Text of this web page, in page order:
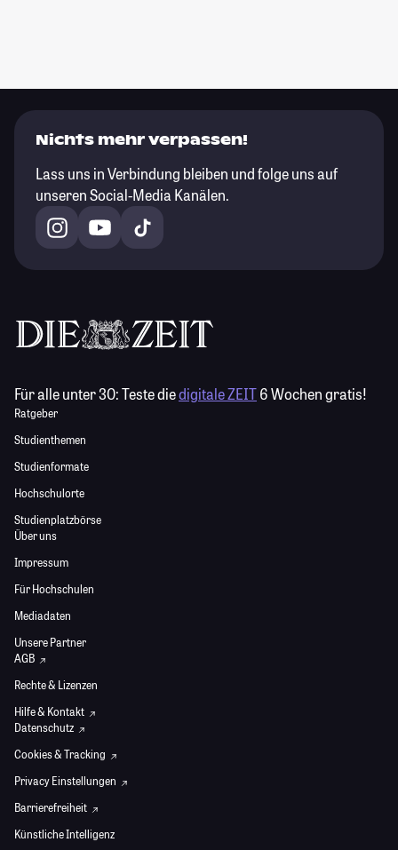
Nichts mehr verpassen!
Lass uns in Verbindung bleiben und folge uns auf
unseren Social-Media Kanälen.
Für alle unter 30:Teste diedigitale ZEIT6 Wochen gratis!
Ratgeber
Studienthemen
Studienformate
Hochschulorte
Studienplatzbörse
Über uns
Impressum
Für Hochschulen
Mediadaten
Unsere Partner
AGB
Rechte & Lizenzen
Hilfe & Kontakt
Datenschutz
Cookies & Tracking
Privacy Einstellungen
Barrierefreiheit
Künstliche Intelligenz